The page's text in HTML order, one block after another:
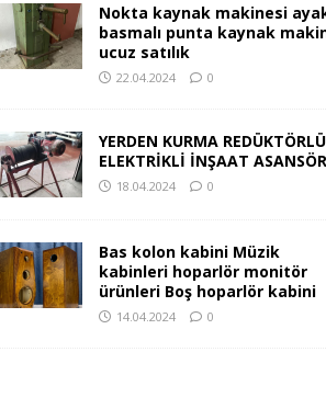
Nokta kaynak makinesi
basmalı punta kaynak
ucuz satılık
22.04.2024 0
YERDEN KURMA REDÜKTÖRLÜ
ELEKTRİKLİ İNŞAAT
18.04.2024 0
Bas kolon kabini Müzik
kabinleri hoparlör monitör
ürünleri Boş hoparlör kabini
14.04.2024 0